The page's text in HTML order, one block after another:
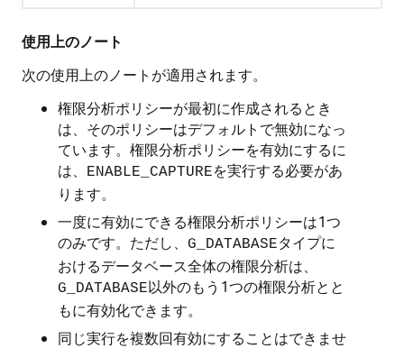
使用上のノート
次の使用上のノートが適用されます。
権限分析ポリシーが最初に作成されるとき
は、そのポリシーはデフォルトで無効になっ
ています。権限分析ポリシーを有効にするに
は、
ENABLE_CAPTUREを実行する必要があ
ります。
一度に有効にできる権限分析ポリシーは1つ
のみです。ただし、
G_DATABASEタイプに
おけるデータベース全体の権限分析は、
G_DATABASE以外のもう1つの権限分析とと
もに有効化できます。
同じ実行を複数回有効にすることはできませ